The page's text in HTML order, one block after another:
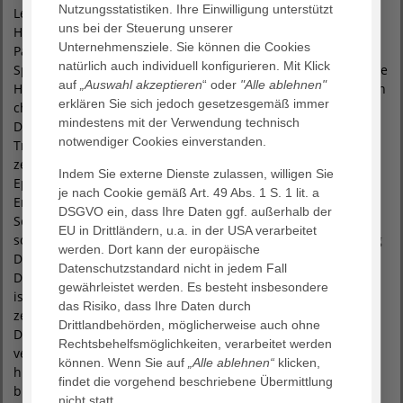
Lehrkrankenhaus der Medizinischen Fakultät der Universität
Hamburg. Als Maximalversorger mit rund 215.000
Patientenkontakten im Jahr bietet es nahezu das gesamte
Spektrum moderner Krankenhausmedizin. Die fortschrittliche
Hochleistungsmedizin und die professionelle Pflege mit ihren
christlichen Wurzeln zeichnen das Haus aus. Das
Diakonieklinikum ist zertifiziertes „Überregionales
Traumazentrum“ zur Behandlung von Schwerverletzten,
zertifiziertes Endoprothetik- und Gefäßzentrum sowie
Epilepsiezentrum und Medizinisches Zentrum für
Erwachsene mit Behinderung. Einen besonderen
Schwerpunkt bildet die Onkologie. Das Brustkrebszentrum
sowie das Viszeralonkologische Zentrum mit der Ausrichtung
Darmkrebszentrum und Magenkrebszentrum sind von der
Deutschen Krebsgesellschaft zertifiziert. Die Chest Pain Unit
ist von der deutschen Gesellschaft für Kardiologie
zertifizierter Bestandteil der Klinik für Kardiologie. Zum
Diakonieklinikum gehören ein Reha-Zentrum und
verschiedene Dienstleistungsbetriebe. Insgesamt arbeiten
hier rund 2.500 Menschen. Das Rotenburger Krankenhaus
bildet in unterschiedlichen Berufsbildern aus, z.B.
Nutzungsstatistiken. Ihre Einwilligung unterstützt
uns bei der Steuerung unserer
Unternehmensziele. Sie können die Cookies
natürlich auch individuell konfigurieren. Mit Klick
auf „Auswahl akzeptieren“ oder "Alle ablehnen"
erklären Sie sich jedoch gesetzesgemäß immer
mindestens mit der Verwendung technisch
notwendiger Cookies einverstanden.
Indem Sie externe Dienste zulassen, willigen Sie
je nach Cookie gemäß Art. 49 Abs. 1 S. 1 lit. a
DSGVO ein, dass Ihre Daten ggf. außerhalb der
EU in Drittländern, u.a. in der USA verarbeitet
werden. Dort kann der europäische
Datenschutzstandard nicht in jedem Fall
gewährleistet werden. Es besteht insbesondere
das Risiko, dass Ihre Daten durch
Drittlandbehörden, möglicherweise auch ohne
Rechtsbehelfsmöglichkeiten, verarbeitet werden
können. Wenn Sie auf „Alle ablehnen“ klicken,
findet die vorgehend beschriebene Übermittlung